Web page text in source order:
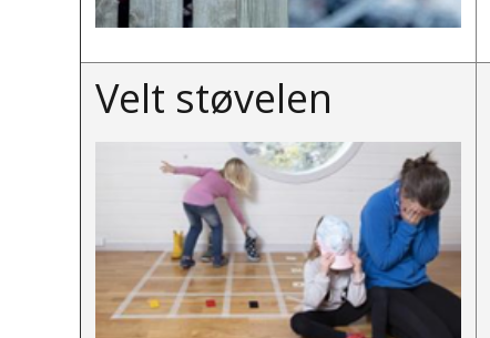
Velt støvelen